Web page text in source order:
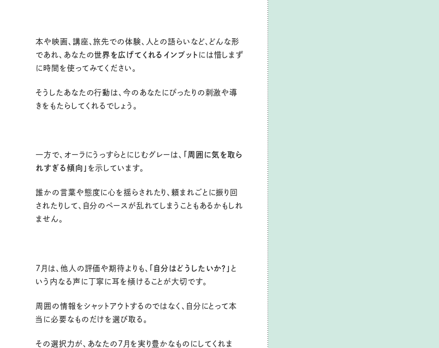
本や映画、講座、旅先での体験、人との語らいなど、どんな形
であれ、あなたの世界を広げてくれるインプット には惜しまず
に時間を使ってみてください。
そうしたあなたの行動は、今のあなたにぴったりの刺激や導
きをもたらしてくれるでしょう。
一方で、オーラにうっすらとにじむグレーは、
「周囲に気を取ら
れすぎる傾向」 を示しています。
誰かの言葉や態度に心を揺らされたり、頼まれごとに振り回
されたりして、自分のペースが乱れてしまうこともあるかもしれ
ません。
7月は、他人の評価や期待よりも、 「自分はどうしたいか？」 と
いう内なる声に丁寧に耳を傾けることが大切です。
周囲の情報をシャットアウトするのではなく、自分にとって本
当に必要なものだけを選び取る。
その選択力が、あなたの 7 月を実り豊かなものにしてくれま